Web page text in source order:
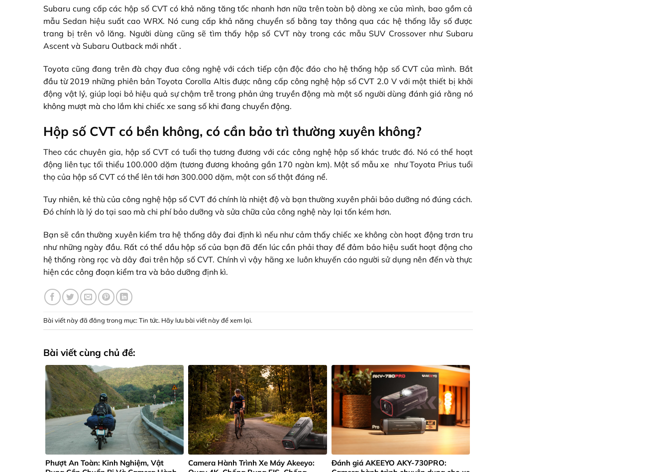
Subaru cung cấp các hộp số CVT có khả năng tăng tốc nhanh hơn nữa trên toàn bộ dòng xe của mình, bao gồm cả
mẫu Sedan hiệu suất cao WRX. Nó cung cấp khả năng chuyển số bằng tay thông qua các hệ thống lẫy số được
trang bị trên vô lăng. Người dùng cũng sẽ tìm thấy hộp số CVT này trong các mẫu SUV Crossover như Subaru
Ascent và Subaru Outback mới nhất .
Toyota cũng đang trên đà chạy đua công nghệ với cách tiếp cận độc đáo cho hệ thống hộp số CVT của mình. Bắt
đầu từ 2019 những phiên bản Toyota Corolla Altis được nâng cấp công nghệ hộp số CVT 2.0 V với một thiết bị khởi
động vật lý, giúp loại bỏ hiệu quả sự chậm trễ trong phản ứng truyền động mà một số người dùng đánh giá rằng nó
không mượt mà cho lắm khi chiếc xe sang số khi đang chuyển động.
Hộp số CVT có bền không, có cần bảo trì thường xuyên không?
Theo các chuyên gia, hộp số CVT có tuổi thọ tương đương với các công nghệ hộp số khác trước đó. Nó có thể hoạt
động liên tục tối thiểu 100.000 dặm (tương đương khoảng gần 170 ngàn km). Một số mẫu xe như Toyota Prius tuổi
thọ của hộp số CVT có thể lên tới hơn 300.000 dặm, một con số thật đáng nể.
Tuy nhiên, kẻ thù của công nghệ hộp số CVT đó chính là nhiệt độ và bạn thường xuyên phải bảo dưỡng nó đúng cách.
Đó chính là lý do tại sao mà chi phí bảo dưỡng và sửa chữa của công nghệ này lại tốn kém hơn.
Bạn sẽ cần thường xuyên kiểm tra hệ thống dây đai định kì nếu như cảm thấy chiếc xe không còn hoạt động trơn tru
như những ngày đầu. Rất có thể dầu hộp số của bạn đã đến lúc cần phải thay để đảm bảo hiệu suất hoạt động cho
hệ thống ròng rọc và dây đai trên hộp số CVT. Chính vì vậy hãng xe luôn khuyến cáo người sử dụng nên đến và thực
hiện các công đoạn kiểm tra và bảo dưỡng định kì.
Bài viết này đã đăng trong mục:Tin tức. Hãy lưu bài viết này để xem lại.
Bài viết cùng chủ đề:
Phượt An Toàn: Kinh Nghiệm, Vật
Camera Hành Trình Xe Máy Akeeyo:
Đánh giá AKEEYO AKY-730PRO: